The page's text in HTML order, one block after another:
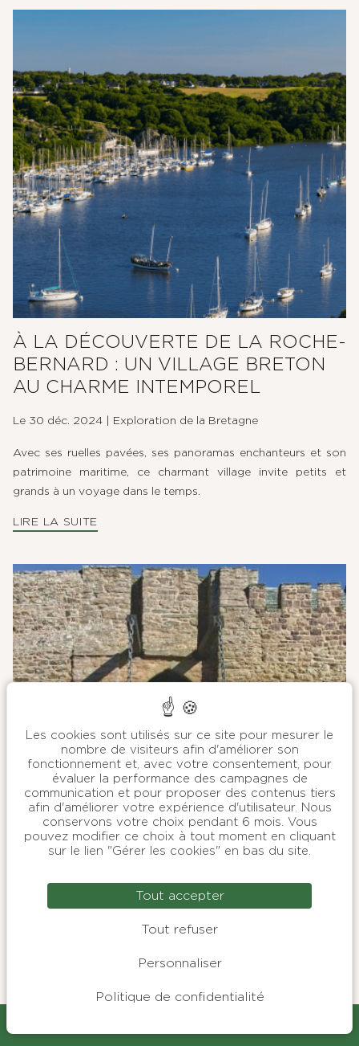
À LA DÉCOUVERTE DE LA ROCHE-
BERNARD : UN VILLAGE BRETON
AU CHARME INTEMPOREL
Le 30 déc. 2024 Exploration de la Bretagne
Avec ses ruelles pavées, ses panoramas enchanteurs et son
patrimoine maritime, ce charmant village invite petits et
grands à un voyage dans le temps.
LIRE LA SUITE
LA CITÉ MÉDIÉVALE DE
Le 25 oct. 2024|Exploration de la Bretagne
Les cookies sont utilisés sur ce site pour mesurer le
nombre de visiteurs afin d'améliorer son
fonctionnement et, avec votre consentement, pour
évaluer la performance des campagnes de
communication et pour proposer des contenus tiers
afin d'améliorer votre expérience d'utilisateur. Nous
conservons votre choix pendant 6 mois. Vous
pouvez modifier ce choix à tout moment en cliquant
sur le lien "Gérer les cookies" en bas du site.
Tout accepter
Tout refuser
Personnaliser
Politique de confidentialité